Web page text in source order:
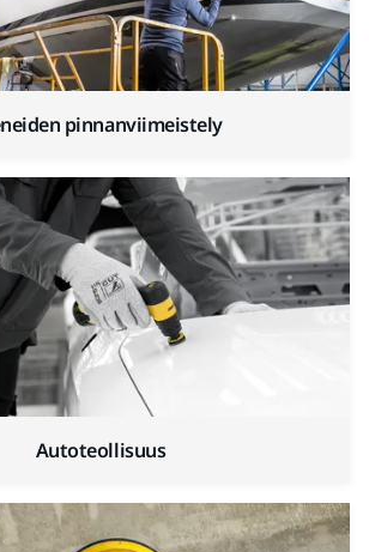
pinnanviimeistely
Autoteollisuus